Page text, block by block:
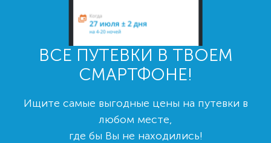
ВСЕ ПУТЕВКИ В ТВОЕМ
СМАРТФОНЕ!
Ищите самые выгодные цены на путевки в
любом месте,
где бы Вы не находились!